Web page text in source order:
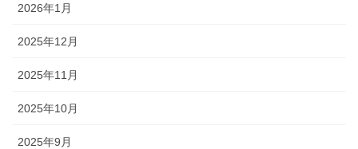
2026年1月
2025年12月
2025年11月
2025年10月
2025年9月